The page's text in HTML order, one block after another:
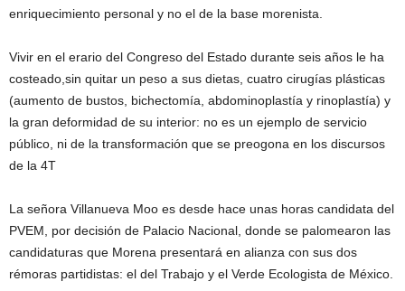
enriquecimiento personal y no el de la base morenista.
Vivir en el erario del Congreso del Estado durante seis años le ha
costeado,sin quitar un peso a sus dietas, cuatro cirugías plásticas
(aumento de bustos, bichectomía, abdominoplastía y rinoplastía) y
la gran deformidad de su interior: no es un ejemplo de servicio
público, ni de la transformación que se preogona en los discursos
de la 4T
La señora Villanueva Moo es desde hace unas horas candidata del
PVEM, por decisión de Palacio Nacional, donde se palomearon las
candidaturas que Morena presentará en alianza con sus dos
rémoras partidistas: el del Trabajo y el Verde Ecologista de México.